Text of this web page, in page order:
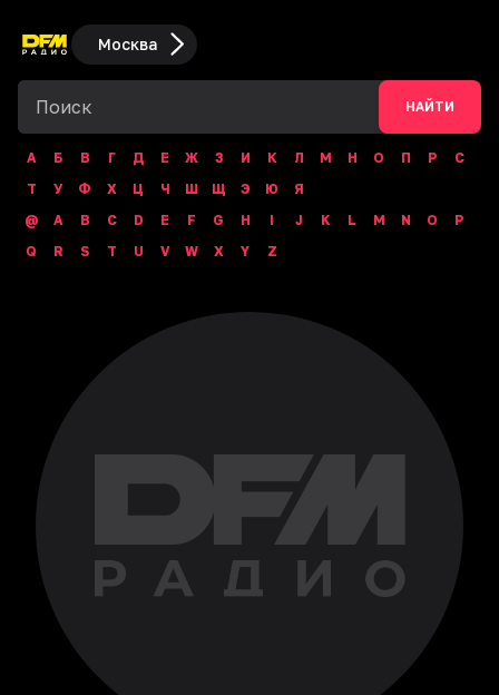
Москва
НАЙТИ
А Б В Г Д Е Ж З И К Л М Н О П Р
С
Т
У Ф Х Ц Ч Ш Щ Э Ю
Я
@
A B C D E F G H I J K L M N O
P
Q
R S T U V W X Y Z